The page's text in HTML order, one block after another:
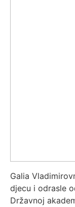
Galia
djecu i odrasle
Državnoj